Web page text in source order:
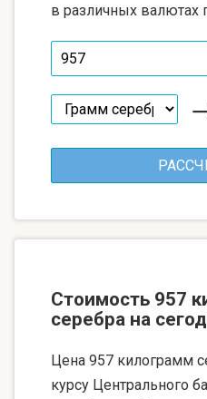
в различных валютах
Стоимость 957
серебра на
Цена 957 килограмм
курсу Центрального